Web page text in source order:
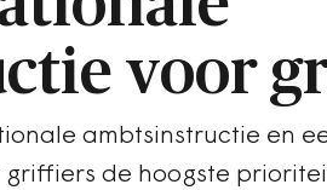
voor
ambtsinstructie en
de hoogste